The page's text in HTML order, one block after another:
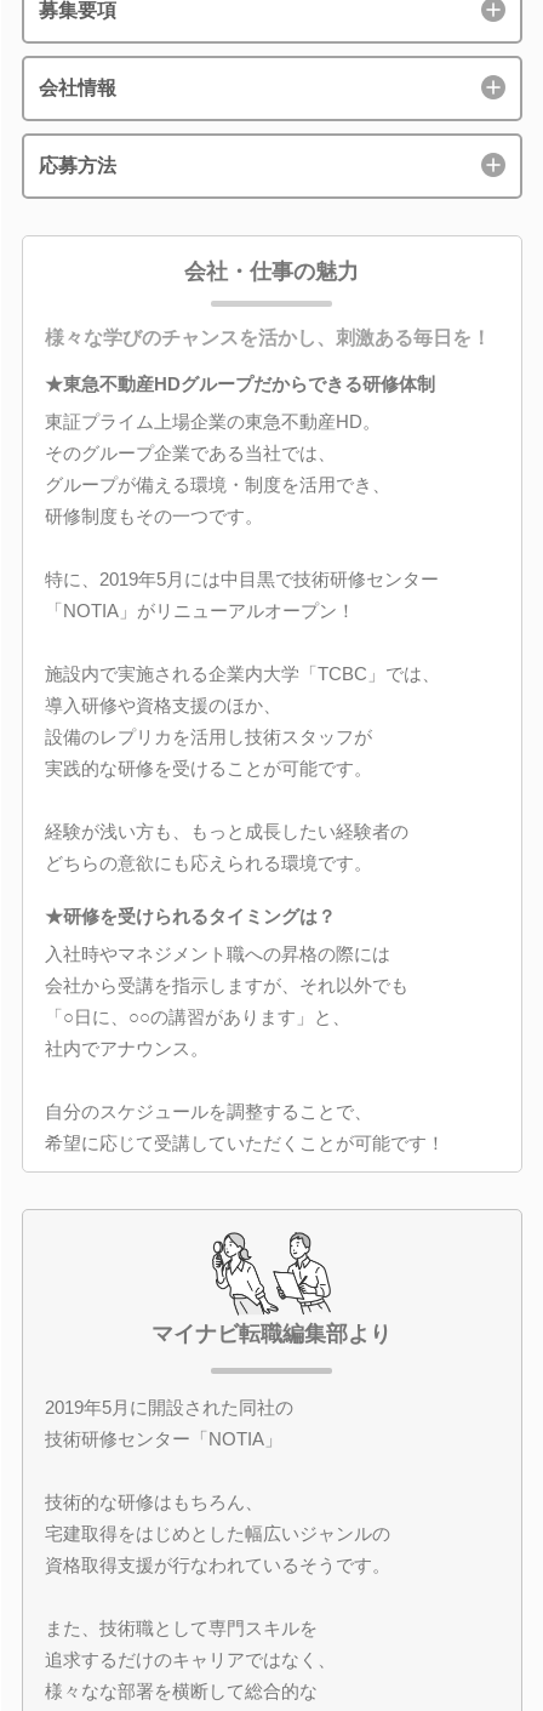
募集要項
会社情報
応募方法
会社・仕事の魅力
様々な学びのチャンスを活かし、刺激ある毎日を！
★東急不動産HDグループだからできる研修体制
東証プライム上場企業の東急不動産HD。
そのグループ企業である当社では、
グループが備える環境・制度を活用でき、
研修制度もその一つです。
特に、2019年5月には中目黒で技術研修センター
「NOTIA」がリニューアルオープン！
施設内で実施される企業内大学「TCBC」では、
導入研修や資格支援のほか、
設備のレプリカを活用し技術スタッフが
実践的な研修を受けることが可能です。
経験が浅い方も、もっと成長したい経験者の
どちらの意欲にも応えられる環境です。
★研修を受けられるタイミングは？
入社時やマネジメント職への昇格の際には
会社から受講を指示しますが、それ以外でも
「○日に、○○の講習があります」と、
社内でアナウンス。
自分のスケジュールを調整することで、
希望に応じて受講していただくことが可能です！
マイナビ転職編集部より
2019年5月に開設された同社の
技術研修センター「NOTIA」
技術的な研修はもちろん、
宅建取得をはじめとした幅広いジャンルの
資格取得支援が行なわれているそうです。
また、技術職として専門スキルを
追求するだけのキャリアではなく、
様々なな部署を横断して総合的な